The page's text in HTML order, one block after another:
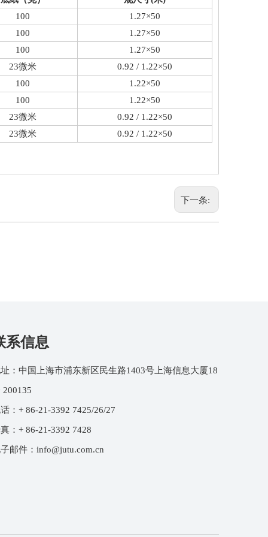
100
1.27×50
100
1.27×50
100
1.27×50
23微米
0.92 / 1.22×50
100
1.22×50
100
1.22×50
23微米
0.92 / 1.22×50
23微米
0.92 / 1.22×50
下一条:
系信息
：中国上海市浦东新区民生路1403号上海信息大厦18
200135
：+ 86-21-3392 7425/26/27
：+ 86-21-3392 7428
邮件： info@jutu.com.cn